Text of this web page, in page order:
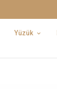
Yüzük